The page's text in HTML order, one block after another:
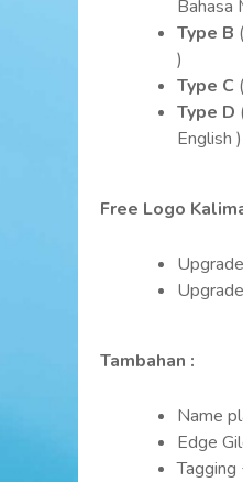
Bahasa
Type B
)
Type C
Type D
English )
Free Logo
Tambahan :
Name
Edge